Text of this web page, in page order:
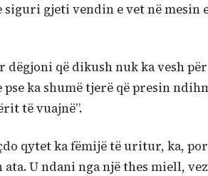
gjeti vendin e vet në mesin
që dikush nuk ka vesh për
ka shumë tjerë që presin
të vuajnë”.
qytet ka fëmijë të uritur, ka,
U ndani nga një thes miell,